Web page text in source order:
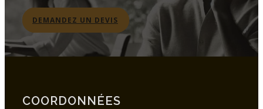
DEMANDEZ UN DEVIS
COORDONNÉES